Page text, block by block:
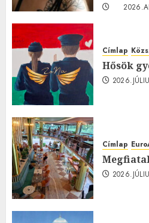
Címlap
Hősök
Címlap